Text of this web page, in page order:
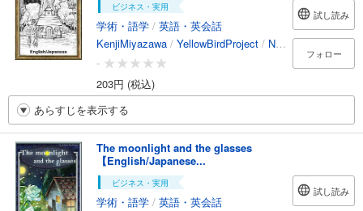
ビジネス・実用
学術・語学 / 英語・英会話
KenjiMiyazawa / YellowBirdProject / Nanahoshi /
-
203円 (税込)
試し読み
フォロー
あらすじを表示する
The moonlight and the glasses
【English/Japanese...
ビジネス・実用
学術・語学 / 英語・英会話
試し読み